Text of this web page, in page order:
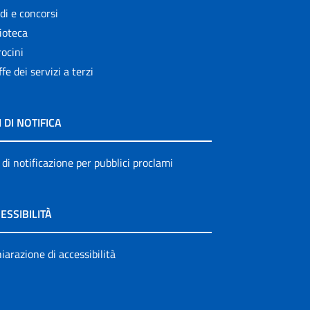
e concorsi
dei servizi a terzi
DI NOTIFICA
notificazione per pubblici proclami
di accessibilità